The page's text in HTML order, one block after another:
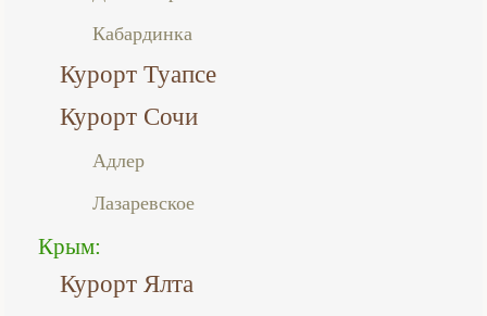
Кабардинка
Курорт Туапсе
Курорт Сочи
Адлер
Лазаревское
Крым:
Курорт Ялта